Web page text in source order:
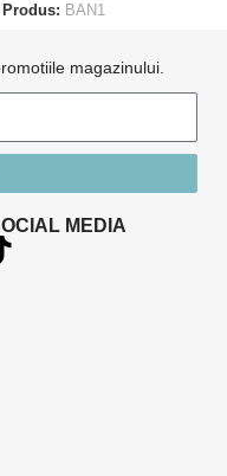
BAN1
magazinului.
MEDIA